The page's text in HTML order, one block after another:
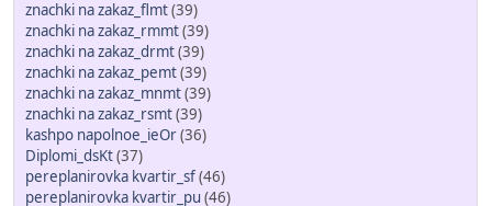
znachki na zakaz_flmt(39)
znachki na zakaz_rmmt(39)
znachki na zakaz_drmt(39)
znachki na zakaz_pemt(39)
znachki na zakaz_mnmt(39)
znachki na zakaz_rsmt(39)
kashpo napolnoe_ieOr(36)
Diplomi_dsKt(37)
pereplanirovka kvartir_sf(46)
pereplanirovka kvartir_pu (46)